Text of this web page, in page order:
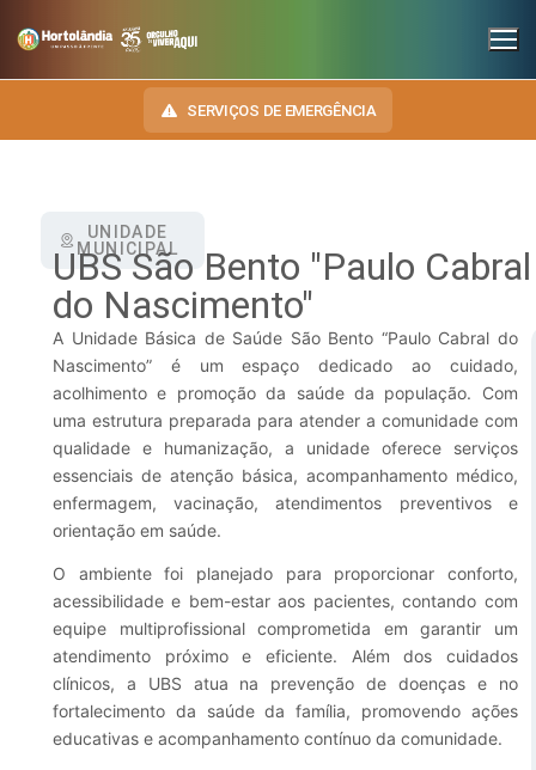
SERVIÇOS DE EMERGÊNCIA
INSTITUCIONAL
SECRETARIAS
Administração e Gestão de Pessoal
Assuntos Jurídicos
Cultura
Desenvolvimento Econômico, Trabalho, Turismo e Inovação
Educação, Ciência e Tecnologia
Esporte e Lazer
Finanças
Governo
Habitação
NOSSA CIDADE
HINO, BRASÃO E BANDEIRA
Autoridades do Município
Downloads
Telefones Úteis
Notícias Anteriores a 2024
TRANSPARÊNCIA
E-SIC
OUVIDORIA
DIÁRIO OFICIAL
LEIS MUNICIPAIS
UNIDADE
MUNICIPAL
UBS São Bento "Paulo Cabral
do Nascimento"
A Unidade Básica de Saúde São Bento “Paulo Cabral do
Nascimento” é um espaço dedicado ao cuidado,
acolhimento e promoção da saúde da população. Com
uma estrutura preparada para atender a comunidade com
qualidade e humanização, a unidade oferece serviços
essenciais de atenção básica, acompanhamento médico,
enfermagem, vacinação, atendimentos preventivos e
orientação em saúde.
O ambiente foi planejado para proporcionar conforto,
acessibilidade e bem-estar aos pacientes, contando com
equipe multiprofissional comprometida em garantir um
atendimento próximo e eficiente. Além dos cuidados
clínicos, a UBS atua na prevenção de doenças e no
fortalecimento da saúde da família, promovendo ações
educativas e acompanhamento contínuo da comunidade.